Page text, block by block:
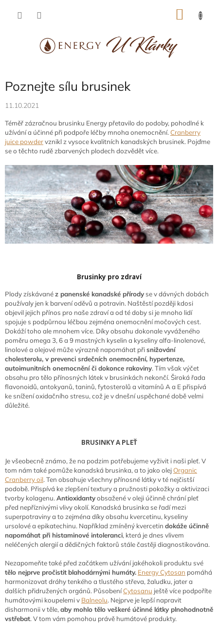
Poznejte sílu brusinek
11.10.2021
Téměř zázračnou brusinku Energy přetavilo do podoby, pohodlné k
užívání a účinné při podpoře léčby mnoha onemocnění. Cranberry
juice powdervznikl z vysoce kvalitních kanadských brusinek. Pojďme
se o těchto rudě zbarvených plodech dozvědět více.
Brusinky pro zdraví
Plody získávanéz panenské kanadské přírody se v dávných dobách
používaly jen k barvení oděvů a potravin. Naštěstí později kdosi
objevil jejich přínos pro naše zdraví a od té doby si je mnoho lidí
spojuje s podpůrnou léčbou zejména onemocnění močových cest.
Dokáží toho ale mnohem více. Díky obsahu dokonale vyváženého
poměru omega 3, 6 a 9 mastných kyselin a kyseliny alfa-linolenové,
linolové a olejové může výrazně napomáhat přisnižování
cholesterolu, v prevenci srdečních onemocnění, hypertenze,
autoimunitních onemocnění či dokonce rakoviny. Tím však výčet
obsahu pro tělo přínosných látek v brusinkách nekončí. Široká řada
flavonoidů, antokyanů, taninů, fytosterolů a vitamínů A a E přispívá
ke snížení oxidačního stresu, což je v dnešní uspěchané době velmi
důležité.
BRUSINKY A PLEŤ
Je všeobecně známo, že na podzim potřebujeme vyživit i naši pleť. V
tom nám také pomůže kanadská brusinka, a to jako olejOrganic
Cranberry oil. Ten obsahuje všechny přínosné látky v té nejčistší
podobě. Přispívá ke zlepšení textury a pružnosti pokožky a aktivizaci
tvorby kolagenu. Antioxidantyobsažené v oleji účinně chrání pleť
před nepříznivými vlivy okolí. Kanadská brusinka se řadí mezi
superpotraviny a to zejména díky obsahu kvercetinu, kyseliny
ursolové a epikatechinu. Například zmíněný kvercetin dokáže účinně
napomáhat při histaminové intoleranci, která je dnes vlivem
neléčených alergií a dědičných faktorů stále častěji diagnostikována.
Nezapomeňte také před začátkem užívání jakéhokoli produktu své
tělo nejprve pročistit blahodárnými humáty. Energy Cytosan pomáhá
harmonizovat dráhy tenkého a tlustého střeva, žaludku, jater a
dalších přidružených orgánů. PůsobeníCytosanu ještě více podpoříte
humátovými koupelemi v Balneolu. Nejprve je lepší napravit
disharmonii v těle, aby mohlo tělo veškeré účinné látky plnohodnotně
vstřebat. V tom vám pomohou právě humátové produkty.